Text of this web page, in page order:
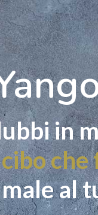
in
cibo che
al